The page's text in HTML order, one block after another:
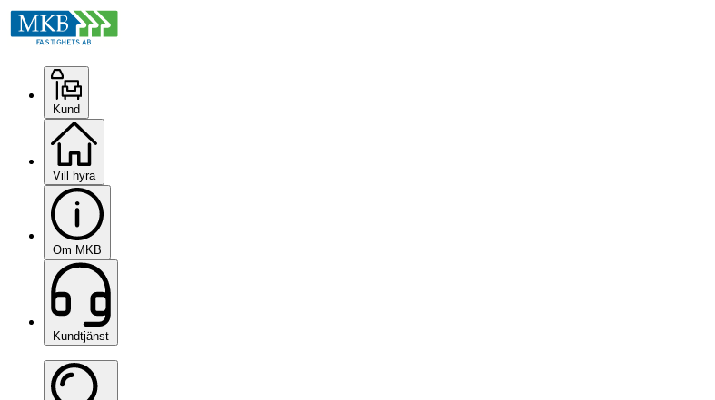
Kund
Vill hyra
Om MKB
Kundtjänst